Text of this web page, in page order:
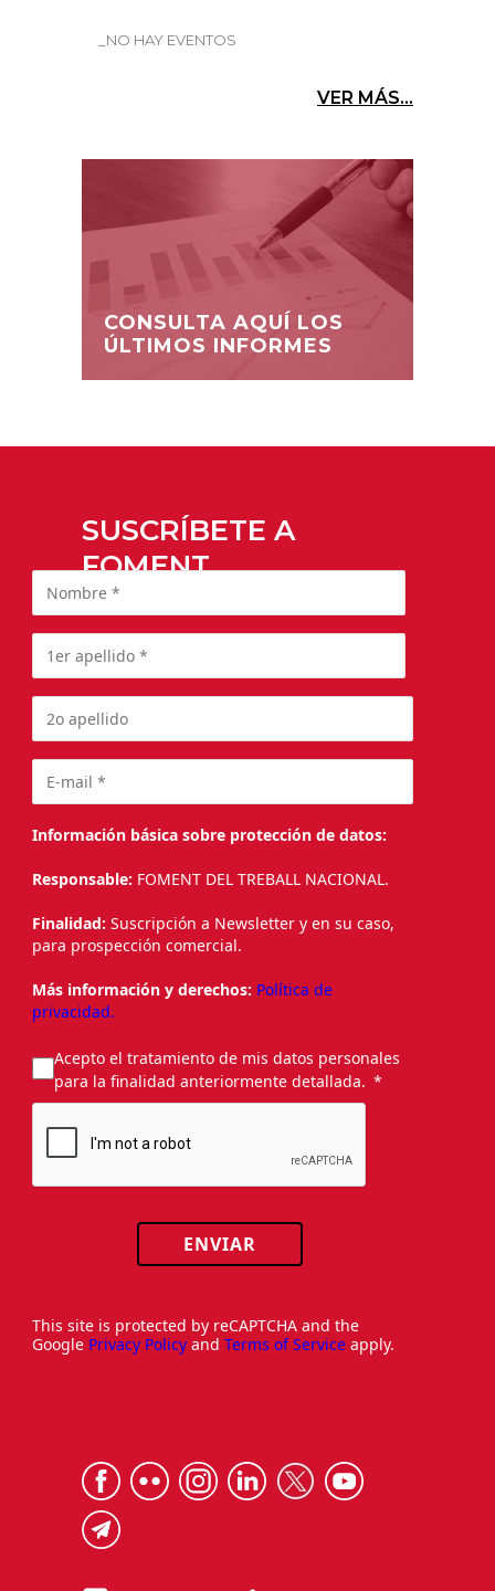
_NO HAY EVENTOS
VER MÁS...
CONSULTA AQUÍ LOS
ÚLTIMOS INFORMES
SUSCRÍBETE A
FOMENT
Información básica sobre protección de datos:
Responsable: FOMENT DEL TREBALL NACIONAL.
Finalidad: Suscripción a Newsletter y en su caso,
para prospección comercial.
Más información y derechos: Política de
privacidad.
Acepto el tratamiento de mis datos personales
para la finalidad anteriormente detallada.
ENVIAR
This site is protected by reCAPTCHA and the
Google Privacy Policy and Terms of Service apply.